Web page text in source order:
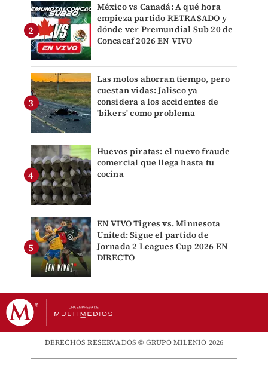
México vs Canadá: A qué hora
empieza partido RETRASADO y
dónde ver Premundial Sub 20 de
Concacaf 2026 EN VIVO
Las motos ahorran tiempo, pero
cuestan vidas: Jalisco ya
considera a los accidentes de
'bikers' como problema
Huevos piratas: el nuevo fraude
comercial que llega hasta tu
cocina
EN VIVO Tigres vs. Minnesota
United: Sigue el partido de
Jornada 2 Leagues Cup 2026 EN
DIRECTO
DERECHOS RESERVADOS © GRUPO MILENIO 2026